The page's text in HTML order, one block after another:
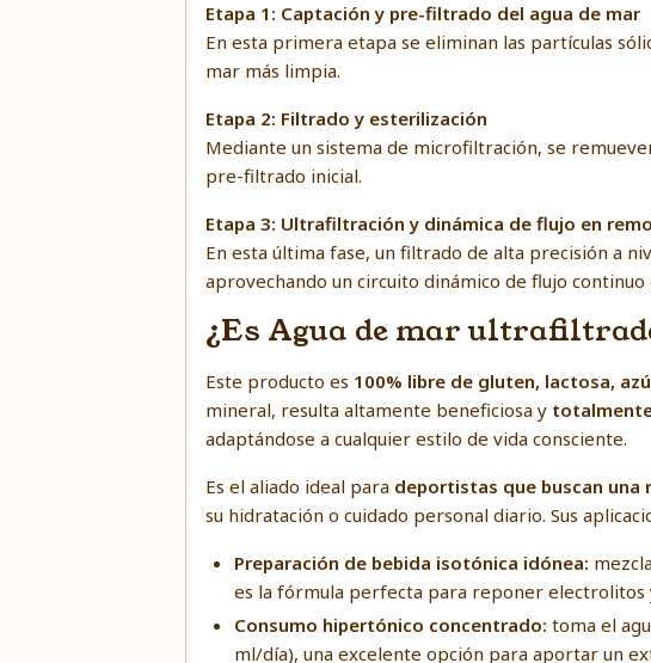
Etapa 1: Captación y pre-filtrado del agua de mar
En esta primera etapa se eliminan las partículas
mar más limpia.
Etapa 2: Filtrado y esterilización
Mediante un sistema de microfiltración, se
pre-filtrado inicial.
Etapa 3: Ultrafiltración y dinámica de flujo en
En esta última fase, un filtrado de alta precisión a
aprovechando un circuito dinámico de flujo
¿Es Agua de mar
Este producto es 100% libre de gluten, lactosa,
mineral, resulta altamente beneficiosa y totalmente
adaptándose a cualquier estilo de vida consciente.
Es el aliado ideal para deportistas que buscan una
su hidratación o cuidado personal diario. Sus
Preparación de bebida isotónica idónea:
es la fórmula perfecta para reponer electrolitos
Consumo hipertónico concentrado: toma el
ml/día), una excelente opción para aportar un